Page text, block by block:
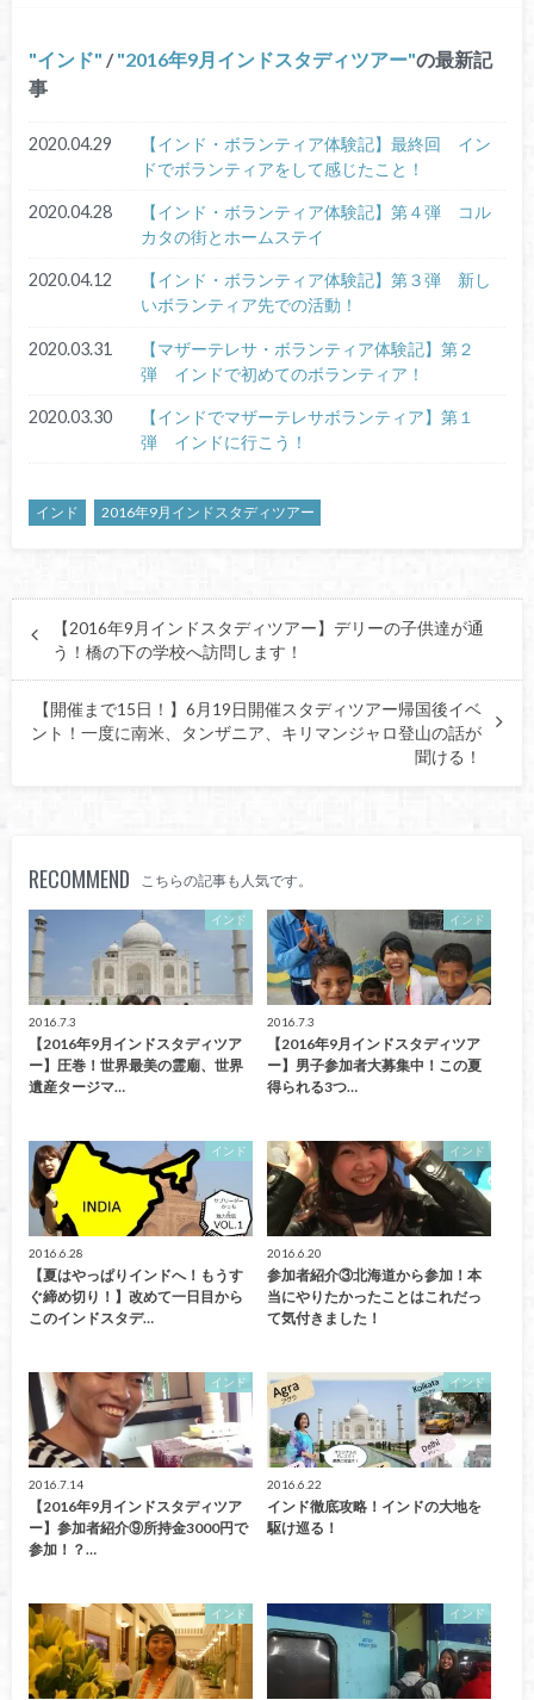
インド / 2016年9月インドスタディツアー の最新記
事
2020.04.29
【インド・ボランティア体験記】最終回 イン
ドでボランティアをして感じたこと！
2020.04.28
【インド・ボランティア体験記】第４弾 コル
カタの街とホームステイ
2020.04.12
【インド・ボランティア体験記】第３弾 新し
いボランティア先での活動！
2020.03.31
【マザーテレサ・ボランティア体験記】第２
弾 インドで初めてのボランティア！
2020.03.30
【インドでマザーテレサボランティア】第１
弾 インドに行こう！
インド 2016年9月インドスタディツアー
【2016年9月インドスタディツアー】デリーの子供達が通
う！橋の下の学校へ訪問します！
【開催まで15日！】6月19日開催スタディツアー帰国後イベ
ント！一度に南米、タンザニア、キリマンジャロ登山の話が
聞ける！
RECOMMEND こちらの記事も人気です。
インド
2016.7.3
【2016年9月インドスタディツア
ー】圧巻！世界最美の霊廟、世界
遺産タージマ…
インド
2016.7.3
【2016年9月インドスタディツア
ー】男子参加者大募集中！この夏
得られる3つ…
インド
2016.6.28
【夏はやっぱりインドへ！もうす
ぐ締め切り！】改めて一日目から
このインドスタデ…
インド
2016.6.20
参加者紹介③北海道から参加！本
当にやりたかったことはこれだっ
て気付きました！
インド
2016.7.14
【2016年9月インドスタディツア
ー】参加者紹介⑨所持金3000円で
参加！？…
インド
2016.6.22
インド徹底攻略！インドの大地を
駆け巡る！
インド インド